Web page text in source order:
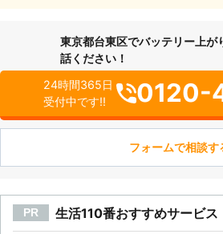
東京都台東区でバッテリー上が
話ください！
24時間365日
受付中です!!
0120-
フォームで相談す
PR 生活110番おすすめサービス